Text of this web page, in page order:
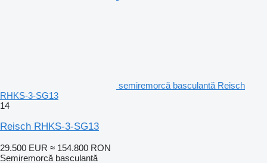
semiremorcă basculantă Reisch
RHKS-3-SG13
14
Reisch RHKS-3-SG13
29.500 EUR ≈ 154.800 RON
Semiremorcă basculantă